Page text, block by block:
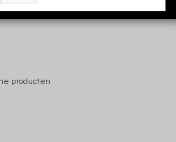
producten